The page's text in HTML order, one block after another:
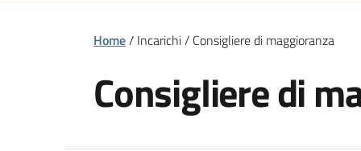
Home/ Incarichi / Consigliere di maggioranza
Consigliere di